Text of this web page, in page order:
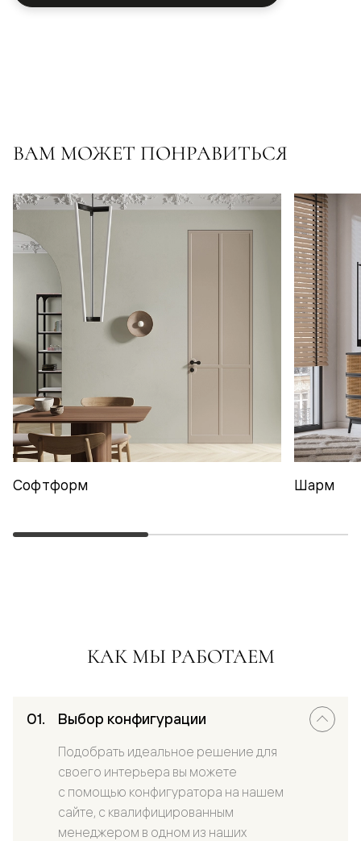
ВАМ МОЖЕТ ПОНРАВИТЬСЯ
Софтформ Шарм
КАК МЫ РАБОТАЕМ
Выбор конфигурации
Подобрать идеальное решение для
своего интерьера вы можете
с помощью конфигуратора на нашем
сайте, с квалифицированным
менеджером в одном из наших